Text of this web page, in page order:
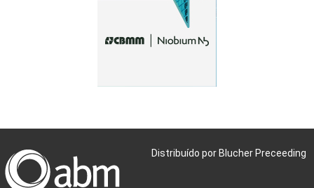
Distribuído por Blucher Preceeding